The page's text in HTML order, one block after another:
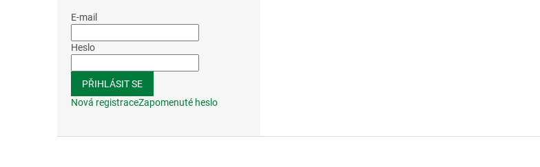
E-mail
Heslo
PŘIHLÁSIT SE
Nová registraceZapomenuté heslo